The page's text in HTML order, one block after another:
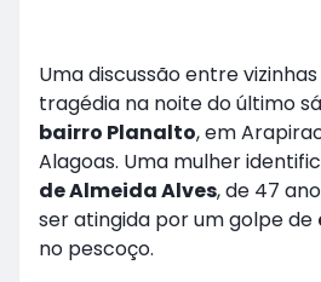
Uma discussão entre
tragédia na noite do último
bairro Planalto, em
Alagoas. Uma mulher
de Almeida Alves, de 47
ser atingida por um golpe de
no pescoço.